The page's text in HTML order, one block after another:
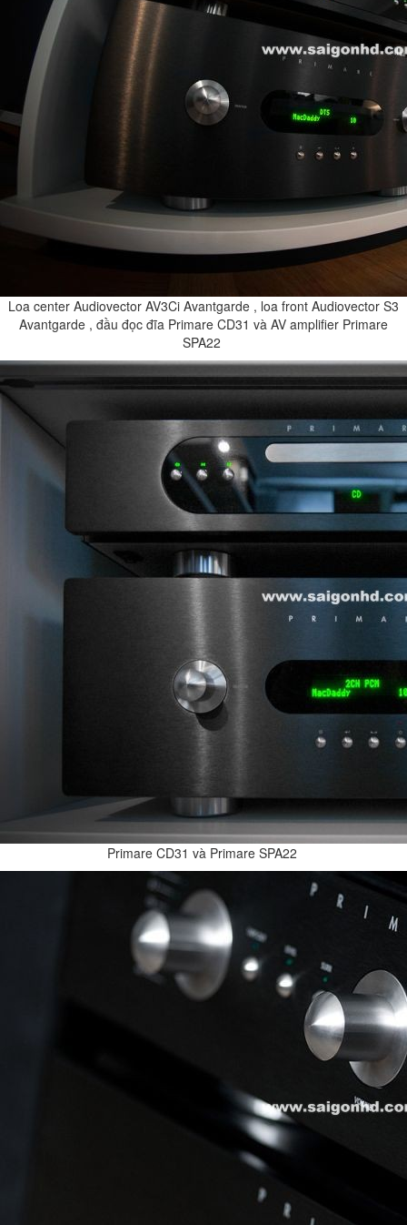
Loa center Audiovector AV3Ci Avantgarde , loa front Audiovector S3
Avantgarde , đầu đọc đĩa Primare CD31 và AV amplifier Primare
SPA22
Primare CD31 và Primare SPA22